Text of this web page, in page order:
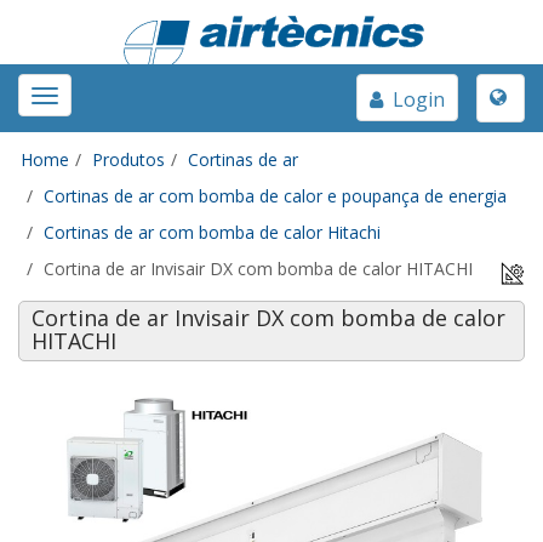
Toggle
navigation
Toggle
Login
Home Produtos
Cortinas de ar
Cortinas de ar com bomba de calor e poupança de energia
Cortinas de ar com bomba de calor Hitachi
Cortina de ar Invisair DX com bomba de calor HITACHI
Cortina de ar Invisair DX com bomba de calor
HITACHI